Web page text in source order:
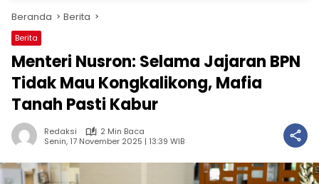
Beranda Berita
Berita
Menteri Nusron: Selama Jajaran BPN
Tidak Mau Kongkalikong, Mafia
Tanah Pasti Kabur
Redaksi
2 Min Baca
Senin, 17 November 2025 | 13:39 WIB